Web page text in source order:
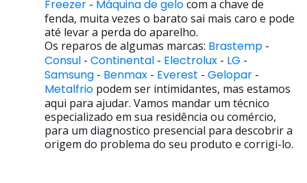
Freezer - Máquina de gelocom a chave de
fenda, muita vezes o barato sai mais caro e pode
até levar a perda do aparelho.
Os reparos de algumas marcas: Brastemp -
Consul - Continental - Electrolux - LG -
Samsung - Benmax - Everest - Gelopar -
Metalfrio podem ser intimidantes, mas estamos
aqui para ajudar. Vamos mandar um técnico
especializado em sua residência ou comércio,
para um diagnostico presencial para descobrir a
origem do problema do seu produto e corrigi-lo.